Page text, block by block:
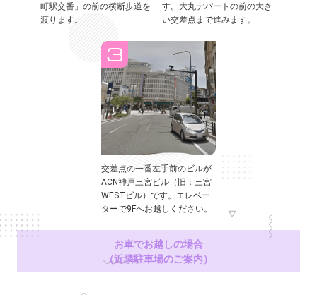
町駅交番」の前の横断歩道を
渡ります。
す。大丸デパートの前の大き
い交差点まで進みます。
交差点の一番左手前のビルが
ACN神戸三宮ビル（旧：三宮
WESTビル）です。エレベー
ターで9Fへお越しください。
お車でお越しの場合
（近隣駐車場のご案内）